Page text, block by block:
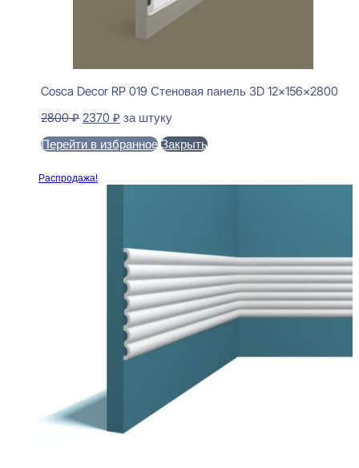
Cosca Decor RP 019 Стеновая панель 3D 12x156x2800
2800₽ Первоначальная
составляла
2370 ₽Текущая
2370 ₽.
за штуку
Перейти в избранное Закрыть
Распродажа!